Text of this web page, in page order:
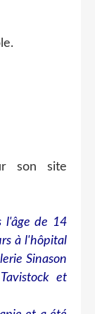
son site
l'âge de 14
à l'hôpital
Sinason
et